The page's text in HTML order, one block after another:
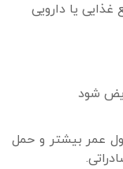
یا دارویی
شود
عمر بیشتر و حمل